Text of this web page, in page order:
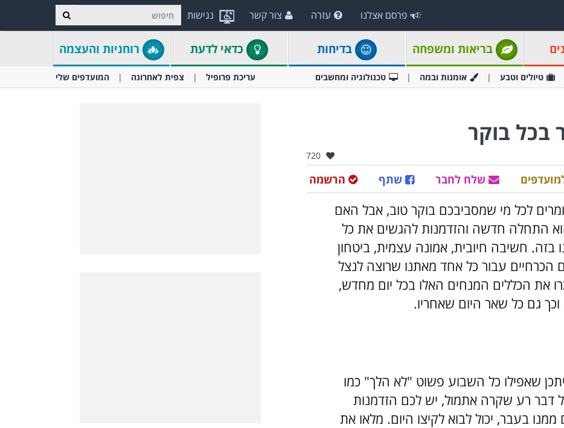
נגישות פרסם אצלנו עזרה צור קשר
בריאות ומשפחה בדיחות כדאי לדעת רוחניות והעצמה
טיולים וטבע אומנות ובמה טכנולוגיה ומחשבים עריכת פרופיל צפית לאחרונה המועדפים שלי
אהבו:
720
הרשמה שתף שלח לחבר
לכל מי שמסביבכם בוקר טוב, אבל האם
התחלה חדשה והזדמנות להגשים את כל
חשיבה חיובית, אמונה עצמית, ביטחון
הכרחיים עבור כל אחד מאתנו שרוצה לנצל
את הכללים המנחים האלו בכל יום מחדש,
גם כל שאר היום שאחריו.
שאפילו כל השבוע פשוט "לא הלך" כמו
דבר רע שקרה אתמול, יש לכם הזדמנות
בעבר, יכול לבוא לקיצו היום. מלאו את